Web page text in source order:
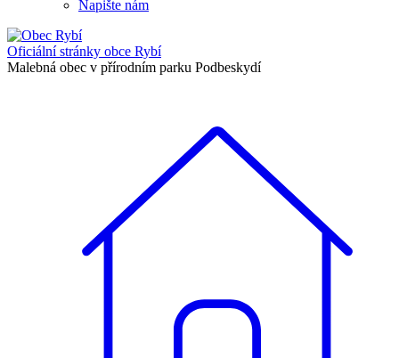
Napište nám
Oficiální stránky obce Rybí
Malebná obec v přírodním parku Podbeskydí